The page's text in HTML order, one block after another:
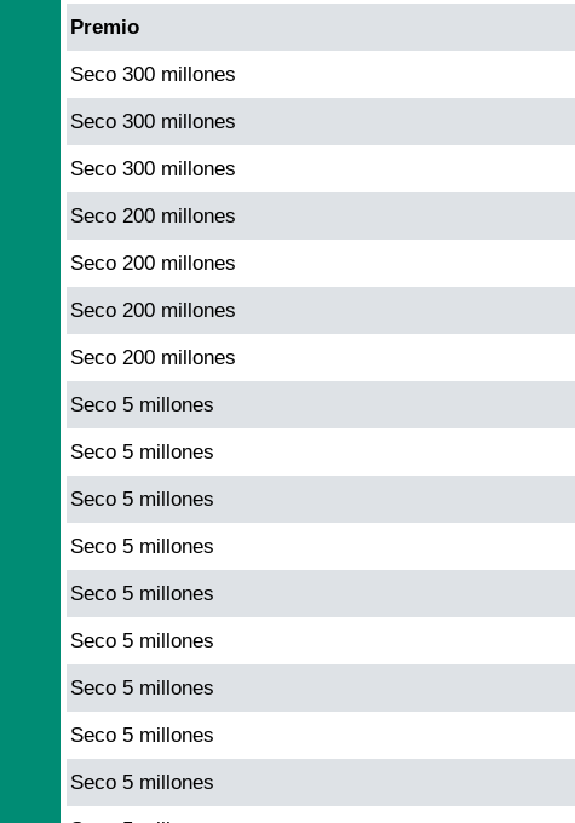
Premio
Seco 300 millones
Seco 300 millones
Seco 300 millones
Seco 200 millones
Seco 200 millones
Seco 200 millones
Seco 200 millones
Seco 5 millones
Seco 5 millones
Seco 5 millones
Seco 5 millones
Seco 5 millones
Seco 5 millones
Seco 5 millones
Seco 5 millones
Seco 5 millones